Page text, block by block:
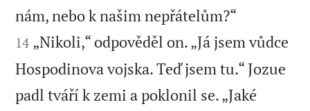
nám, nebo k našim nepřátelům?“
14 „Nikoli,“ odpověděl on. „Já jsem vůdce
Hospodinova vojska. Teď jsem tu.“ Jozue
padl tváří k zemi a poklonil se. „Jaké